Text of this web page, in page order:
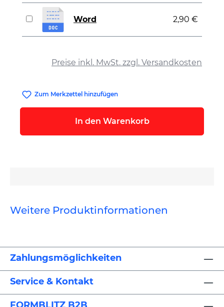
Preise inkl. MwSt. zzgl. Versandkosten
Word 2,90 €
Zum Merkzettel hinzufügen
In den Warenkorb
Weitere Produktinformationen
Zahlungsmöglichkeiten
Service & Kontakt